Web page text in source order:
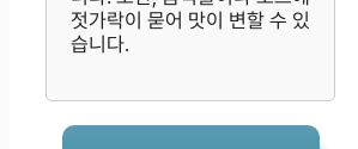
젓가락이 묻어 맛이 변할 수 있
습니다.